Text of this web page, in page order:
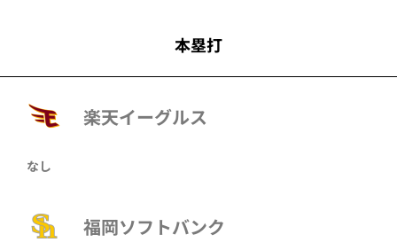
本塁打
楽天イーグルス
なし
福岡ソフトバンク